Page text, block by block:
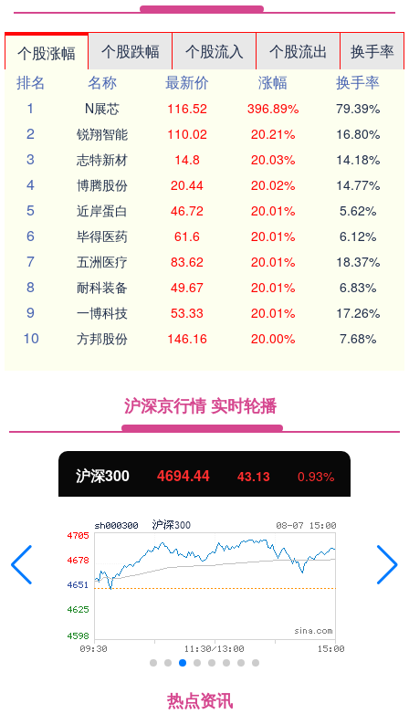
个股涨幅 个股跌幅 个股流入 个股流出
换手率
排名
名称 最新价 涨幅
换手率
1
N展芯 116.52 396.89% 79.39%
2 锐翔智能 110.02 20.21% 16.80%
3 志特新材 14.8 20.03% 14.18%
4 博腾股份 20.44 20.02% 14.77%
5 近岸蛋白 46.72 20.01% 5.62%
6 毕得医药 61.6 20.01% 6.12%
7 五洲医疗 83.62 20.01% 18.37%
8 耐科装备 49.67 20.01% 6.83%
9 一博科技 53.33 20.01% 17.26%
10 方邦股份 146.16 20.00% 7.68%
沪深京行情 实时轮播
北证50 1134.24 11.37 1.01%
热点资讯